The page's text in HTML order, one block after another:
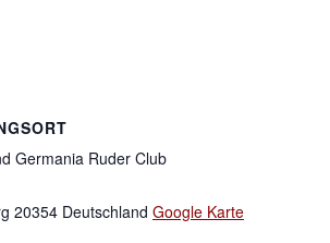
Germania Ruder Club
20354 Deutschland Google Karte